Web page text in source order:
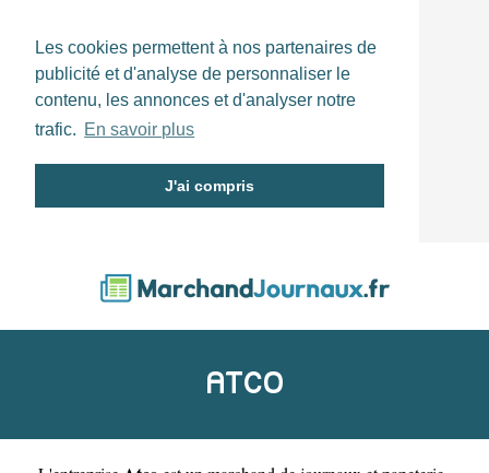
Les cookies permettent à nos partenaires de
publicité et d'analyse de personnaliser le
contenu, les annonces et d'analyser notre
trafic. En savoir plus
J'ai compris
ATCO